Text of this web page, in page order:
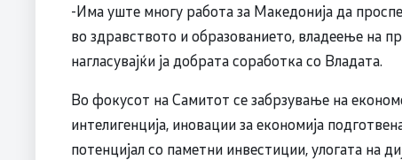
-Има уште многу работа за Македонија да
во здравството и образованието, владеење на
нагласувајќи ја добрата соработка со Владата.
Во фокусот на Самитот се забрзување на
интелигенција, иновации за економија
потенцијал со паметни инвестиции, улогата на